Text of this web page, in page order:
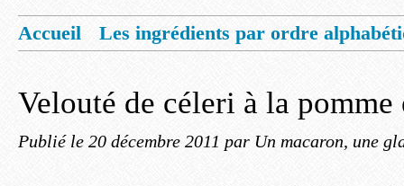
Accueil
Les ingrédients par ordre
Velouté de céleri à la
Publié le 20 décembre 2011 par Un macaron, une